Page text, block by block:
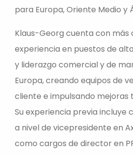
para Europa, Oriente Medio y
Klaus-Georg cuenta con más
experiencia en puestos de
y liderazgo comercial y de
Europa, creando equipos de
cliente e impulsando mejoras
Su experiencia previa incluye
a nivel de vicepresidente en
como cargos de director en